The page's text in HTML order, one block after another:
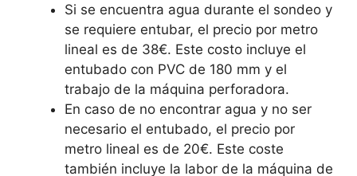
Si se encuentra agua durante el sondeo y
se requiere entubar, el precio por metro
lineal es de 38€. Este costo incluye el
entubado con PVC de 180 mm y el
trabajo de la máquina perforadora.
En caso de no encontrar agua y no ser
necesario el entubado, el precio por
metro lineal es de 20€. Este coste
también incluye la labor de la máquina de